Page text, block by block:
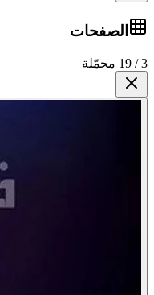
الصفحات
3 / 19 محمّلة